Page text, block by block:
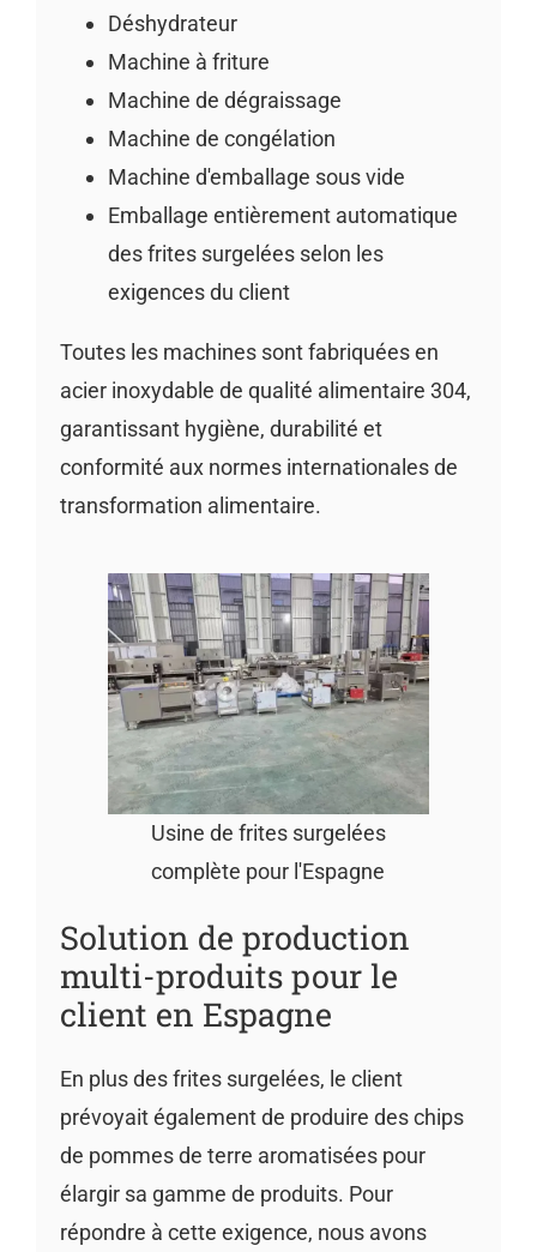
Déshydrateur
Machine à friture
Machine de dégraissage
Machine de congélation
Machine d'emballage sous vide
Emballage entièrement automatique
des frites surgelées selon les
exigences du client
Toutes les machines sont fabriquées en
acier inoxydable de qualité alimentaire 304,
garantissant hygiène, durabilité et
conformité aux normes internationales de
transformation alimentaire.
Usine de frites surgelées
complète pour l'Espagne
Solution de production
multi-produits pour le
client en Espagne
En plus des frites surgelées, le client
prévoyait également de produire des chips
de pommes de terre aromatisées pour
élargir sa gamme de produits. Pour
répondre à cette exigence, nous avons